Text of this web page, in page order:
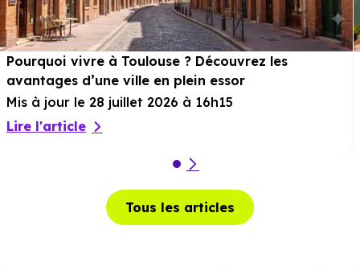
Pourquoi vivre à Toulouse ? Découvrez les
avantages d’une ville en plein essor
Mis à jour le 28 juillet 2026 à 16h15
Lire l'article
Tous les articles